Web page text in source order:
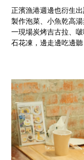
正濱漁港週邊也衍生
製作泡菜、小魚乾高
一現場炭烤吉古拉、
石花凍，邊走邊吃邊聽